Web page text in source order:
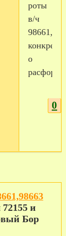
роты
в/ч
98661,
о
0
72155 и
Бор